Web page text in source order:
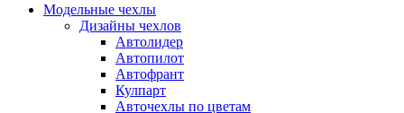
Модельные чехлы
Дизайны чехлов
Автолидер
Автопилот
Автофрант
Кулпарт
Авточехлы по цветам